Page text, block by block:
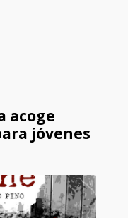
acoge
jóvenes